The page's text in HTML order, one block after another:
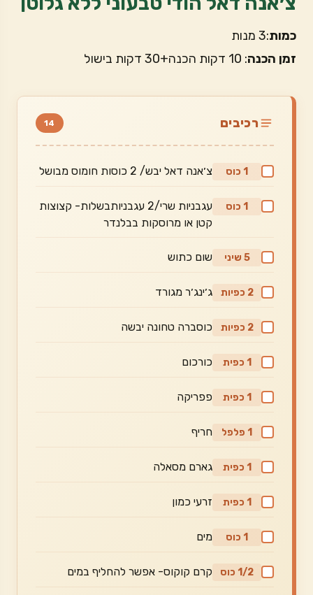
כמות:3 מנות
זמן הכנה: 10 דקות הכנה+30 דקות בישול
רכיבים 14
1 כוס צ׳אנה דאל יבש/ 2 כוסות חומוס מבושל
1 כוס
עגבניות שרי/2 עגבניותבשלות- קצוצות
קטן או מרוסקות בבלנדר
5 שיני שום כתוש
2 כפיות ג׳ינג׳ר מגורד
2 כפיות כוסברה טחונה יבשה
1 כפית כורכום
1 כפית פפריקה
1 פלפל חריף
1 כפית גארם מסאלה
1 כפית זרעי כמון
1 כוס מים
1/2 כוס קרם קוקוס- אפשר להחליף במים